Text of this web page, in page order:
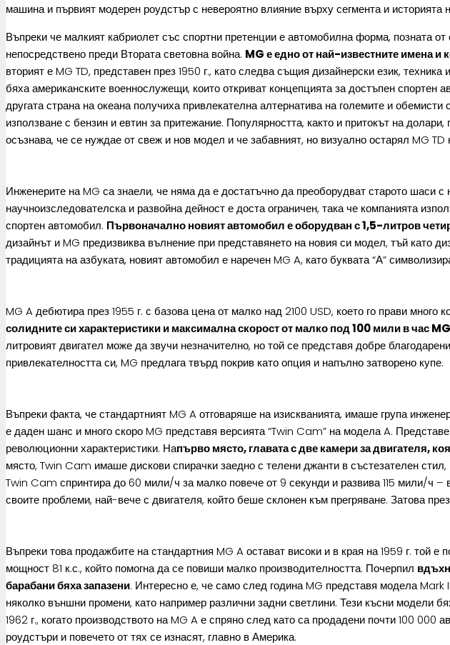
машина и първият модерен роудстър с невероятно влияние върху сегмента и историята
Въпреки че малкият кабриолет със спортни претенции е автомобилна форма, позната
непосредствено преди Втората световна война. MG е едно от най-известните имена и
вторият е MG TD, представен през 1950 г., като следва същия дизайнерски език,
бяха американските военнослужещи, които откриват концепцията за достъпен
другата страна на океана получиха привлекателна алтернатива на големите и
използване с бензин и евтин за притежание. Популярността, както и притокът на
осъзнава, че се нуждае от свеж и нов модел и че забавният, но визуално остарял MG
Инженерите на MG са знаели, че няма да е достатъчно да преоборудват старото шаси
научноизследователска и развойна дейност е доста ограничен, така че компанията
спортен автомобил. Първоначално новият автомобил е оборудван с 1,5-литров
дизайнът и MG предизвиква вълнение при представянето на новия си модел, тъй като
традицията на азбуката, новият автомобил е наречен MG A, като буквата “А”
MG A дебютира през 1955 г. с базова цена от малко над 2100 USD, което го прави
солидните си характеристики и максимална скорост от малко под 100 мили в час
литровият двигател може да звучи незначително, но той се представя добре
привлекателността си, MG предлага твърд покрив като опция и напълно затворено купе.
Въпреки факта, че стандартният MG A отговаряше на изискванията, имаше група
е даден шанс и много скоро MG представя версията “Twin Cam” на модела A.
революционни характеристики. Напърво място, главата с две камери за двигателя,
място, Twin Cam имаше дискови спирачки заедно с телени джанти в състезателен
Twin Cam спринтира до 60 мили/ч за малко повече от 9 секунди и развива 115 мили/ч
своите проблеми, най-вече с двигателя, който беше склонен към прегряване. Затова
Въпреки това продажбите на стандартния MG A остават високи и в края на 1959 г. той
мощност 81 к.с., който помогна да се повиши малко производителността. Почерпил
барабани бяха запазени. Интересно е, че само след година MG представя модела
няколко външни промени, като например различни задни светлини. Тези късни модели
1962 г., когато производството на MG A е спряно след като са продадени почти 100
роудстъри и повечето от тях се изнасят, главно в Америка.